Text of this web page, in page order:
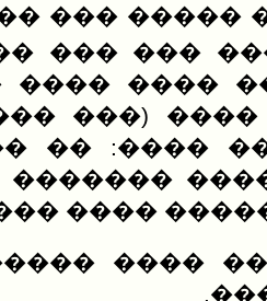
��� �����
���
���� ����
����
����:
������
����
����
��